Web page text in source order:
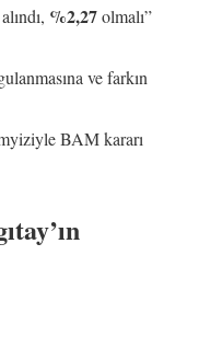
%2,27olmalı”
ve farkın
BAM kararı